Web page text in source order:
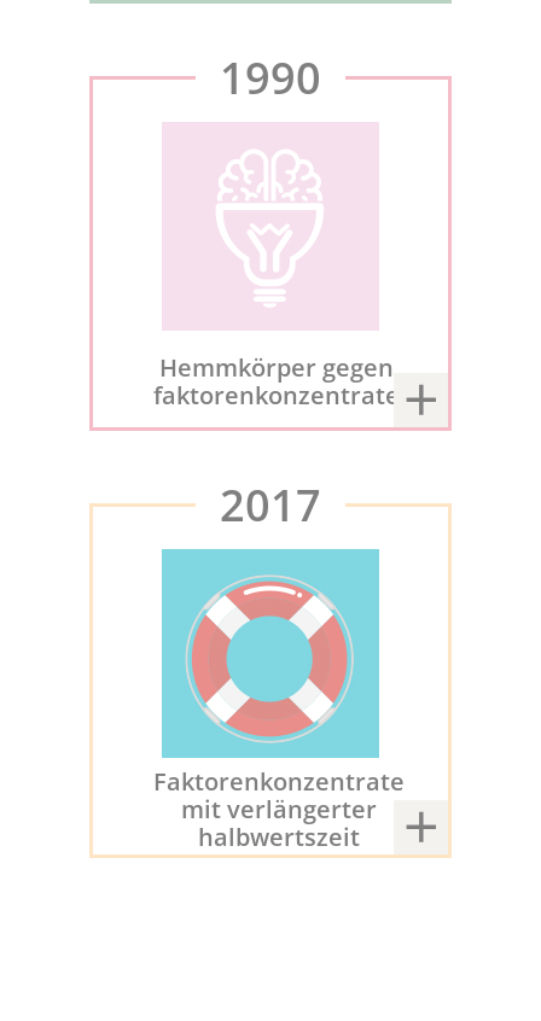
1990
Hemmkörper gegen
faktorenkonzentrate
2017
Faktorenkonzentrate
mit verlängerter
halbwertszeit